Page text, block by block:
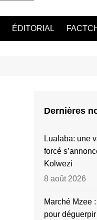
ÉDITORIAL
Dernières
Lualaba: une
forcé
Kolwezi
8 août 2026
Marché Mzee
pour déguerpir